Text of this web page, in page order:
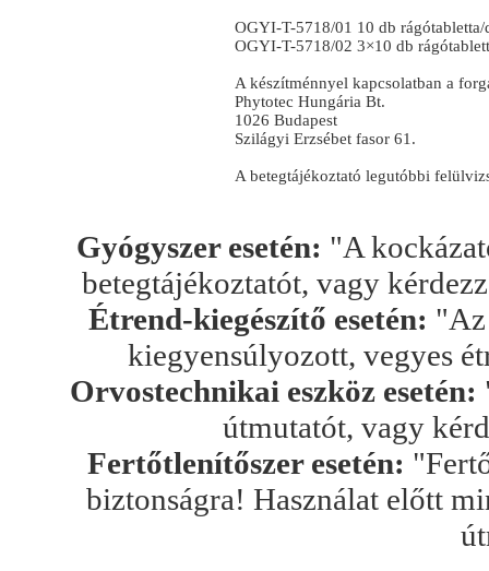
OGYI-T-5718/01 10 db rágótabletta/
OGYI-T-5718/02 3×10 db
A készítménnyel kapcsolatban a
Phytotec Hungária Bt.
1026 Budapest
Szilágyi Erzsébet fasor 61.
A betegtájékoztató legutóbbi
Gyógyszer esetén: "A
betegtájékoztatót, vagy
Étrend-kiegészítő esetén: "Az
kiegyensúlyozott, vegyes
Orvostechnikai eszköz esetén:
útmutatót, vagy
Fertőtlenítőszer esetén:
biztonságra! Használat előtt